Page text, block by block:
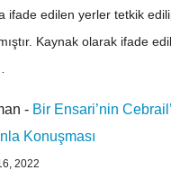
ifade edilen yerler tetkik
Kaynak olarak ifade
- Bir Ensari’nin
Konuşması
2022